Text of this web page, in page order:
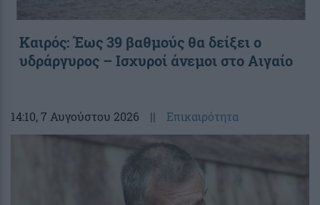
Καιρός: Έως 39 βαθμούς θα δείξει ο
υδράργυρος – Ισχυροί άνεμοι στο Αιγαίο
14:10, 7 Αυγούστου 2026 || Επικαιρότητα